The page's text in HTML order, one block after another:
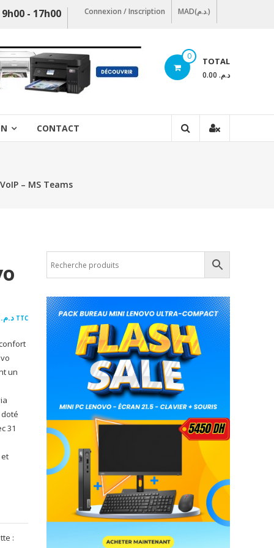
- 17h00 Connexion / Inscription MAD(د.م.)
0 TOTAL
د.م. 0.00
CONTACT
– MS Teams
د.م. TTC
un
31
: